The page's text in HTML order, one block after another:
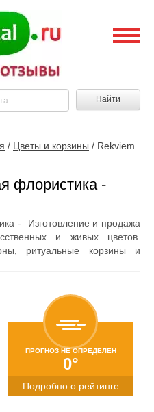
Найти
/ Цветы и корзины / Rekviem.
флористика -
- Изготовление и продажа
и живых цветов.
ритуальные корзины и
ПРОГНОЗ НЕ ОПРЕДЕЛЕН
0°
Подробно о рейтинге